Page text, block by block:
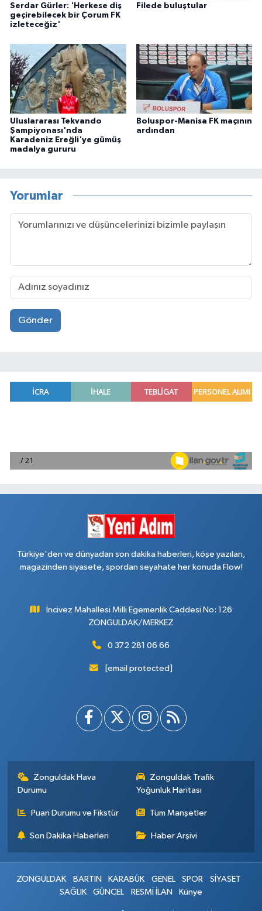
Serdar Gürler: 'Herkese diş
geçirebilecek bir Çorum FK
izleteceğiz'
Filede buluştular
Uluslararası Tekvando
Şampiyonası'nda
Karadeniz Ereğli'ye gümüş
madalya gururu
Boluspor-Manisa FK maçının
ardından
Yorumlar
Gönder
Türkiye'den ve dünyadan son dakika haberleri, köşe yazıları,
magazinden siyasete, spordan seyahate her konuda Flow!
İncivez Mahallesi Milli Egemenlik Caddesi No: 126
ZONGULDAK/MERKEZ
0 372 281 06 66
[email protected]
Zonguldak Hava
Durumu
Zonguldak Trafik
Yoğunluk Haritası
Puan Durumu ve Fikstür Tüm Manşetler
Son Dakika Haberleri Haber Arşivi
ZONGULDAK BARTIN KARABÜK GENEL SPOR
SİYASET
SAĞLIK
GÜNCEL RESMİ İLAN Künye